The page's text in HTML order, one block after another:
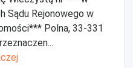
Sądu Rejonowego w
Polna, 33-331